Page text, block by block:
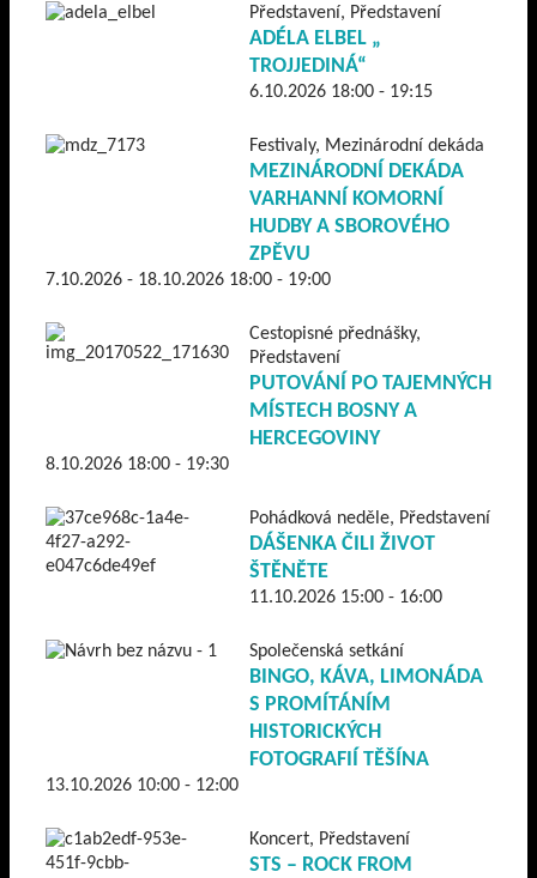
Představení, Představení
ADÉLA ELBEL „
TROJJEDINÁ“
6.10.2026 18:00 - 19:15
Festivaly, Mezinárodní dekáda
MEZINÁRODNÍ DEKÁDA
VARHANNÍ KOMORNÍ
HUDBY A SBOROVÉHO
ZPĚVU
7.10.2026 - 18.10.2026 18:00 - 19:00
Cestopisné přednášky,
Představení
PUTOVÁNÍ PO TAJEMNÝCH
MÍSTECH BOSNY A
HERCEGOVINY
8.10.2026 18:00 - 19:30
Pohádková neděle, Představení
DÁŠENKA ČILI ŽIVOT
ŠTĚNĚTE
11.10.2026 15:00 - 16:00
Společenská setkání
BINGO, KÁVA, LIMONÁDA
S PROMÍTÁNÍM
HISTORICKÝCH
FOTOGRAFIÍ TĚŠÍNA
13.10.2026 10:00 - 12:00
Koncert, Představení
STS – ROCK FROM